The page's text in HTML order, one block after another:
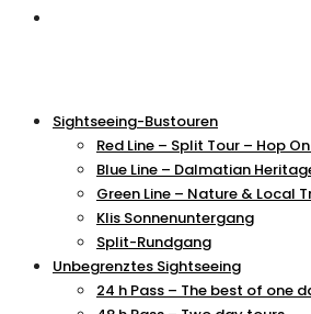
Sightseeing-Bustouren
Red Line – Split Tour – Hop
Blue Line – Dalmatian
Green Line – Nature & Local
Klis Sonnenuntergang
Split-Rundgang
Unbegrenztes Sightseeing
24 h Pass – The best of one